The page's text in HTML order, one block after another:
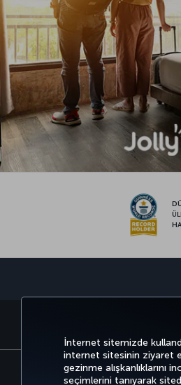
İnternet sitemizde
internet sitesinin ziyaret
gezinme alışkanlıklarını
seçimlerini tanıyarak
Bilgi